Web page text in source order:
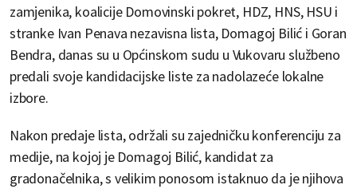
zamjenika, koalicije Domovinski pokret, HDZ, HNS, HSU i
stranke Ivan Penava nezavisna lista, Domagoj Bilić i Goran
Bendra, danas su u Općinskom sudu u Vukovaru službeno
predali svoje kandidacijske liste za nadolazeće lokalne
izbore.
Nakon predaje lista, održali su zajedničku konferenciju za
medije, na kojoj je Domagoj Bilić, kandidat za
gradonačelnika, s velikim ponosom istaknuo da je njihova